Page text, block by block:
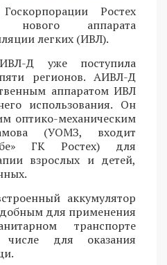
Ростех
нового аппарата
легких (ИВЛ).
Д уже поступила
регионов. АИВЛ-Д
аппаратом ИВЛ
использования. Он
оптико-механическим
(УОМЗ, входит
ГК Ростех) для
взрослых и детей,
аккумулятор
для применения
транспорте
для оказания